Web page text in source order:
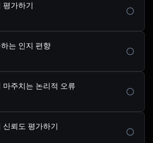
평가하기
는 인지 편향
마주치는 논리적 오류
신뢰도 평가하기